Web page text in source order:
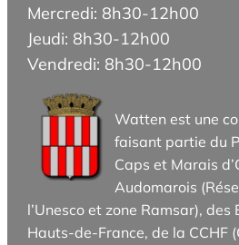
Mercredi: 8h30-12h00
Jeudi: 8h30-12h00
Vendredi: 8h30-12h00
Watten est une
faisant partie du
Caps et Marais
Audomarois
l’Unesco et zone Ramsar), des
Hauts-de-France, de la CCHF